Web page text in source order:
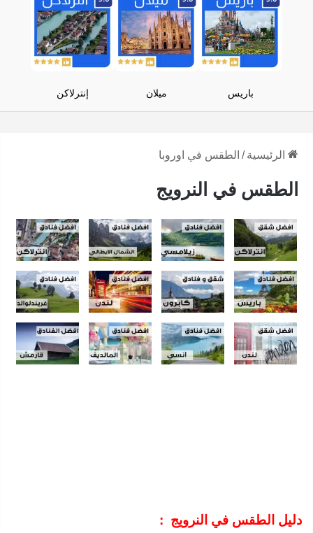
باريس ميلان إنترلاكن
الرئيسية / الطقس في اوروبا
الطقس في النرويج
دليل الطقس في النرويج :